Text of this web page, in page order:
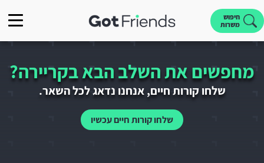
חיפוש
משרות
מחפשים את השלב הבא בקריירה?
שלחו קורות חיים, אנחנו נדאג לכל השאר.
שלחו קורות חיים עכשיו